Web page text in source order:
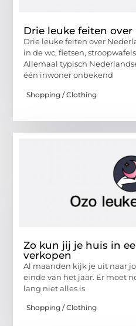
Drie leuke feiten over
Drie leuke feiten over
in de wc, fietsen,
Allemaal typisch
één inwoner onbekend
Shopping / Clothing
Zo kun jij je huis in
verkopen
Al maanden kijk je uit naar
einde van het jaar. Er moet
lang niet alles is
Shopping / Clothing